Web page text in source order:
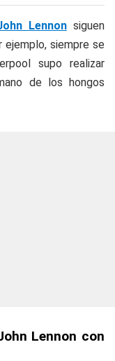
Lennonsiguen
ejemplo, siempre se
supo realizar
de los hongos
Lennon con